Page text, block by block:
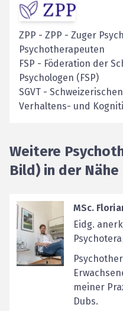
ZPP - ZPP - Zuger
Psychotherapeuten
FSP - Föderation der
Psychologen (FSP)
SGVT -
Verhaltens- und
Weitere
Bild) in der Nähe
MSc.
Eidg.
meiner
Dubs.